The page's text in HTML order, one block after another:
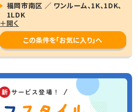
福岡市南区 ／ ワンルーム、1K、1DK、
1LDK
＋開く
この条件を「お気に入り」へ